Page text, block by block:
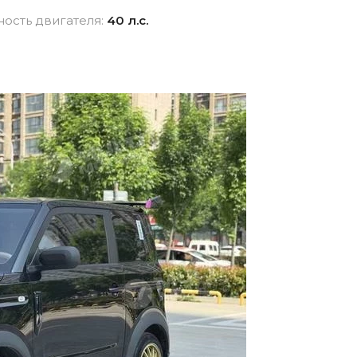
для
лицам в
все
Показать все
двигателя: 40 л.с.